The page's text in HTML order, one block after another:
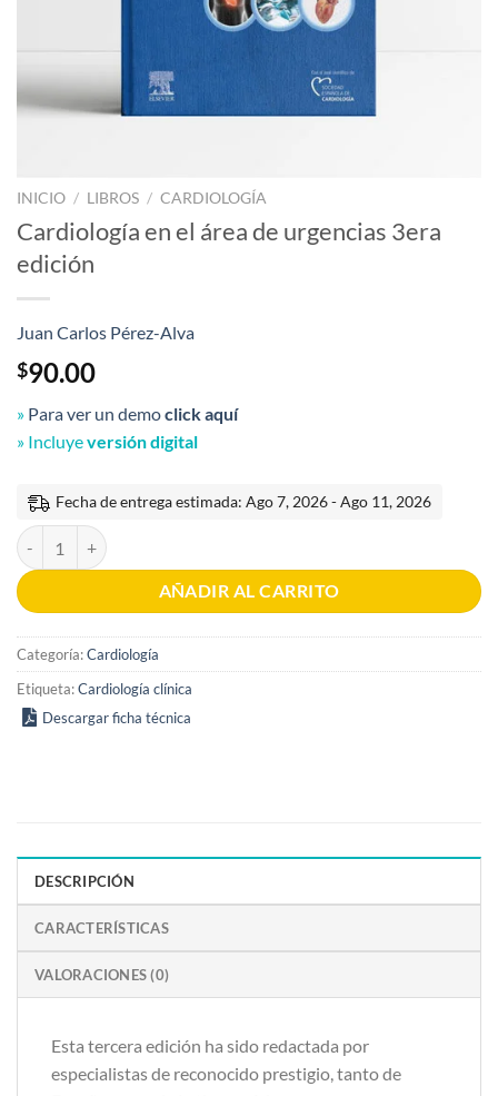
INICIO / LIBROS / CARDIOLOGÍA
Cardiología en el área de urgencias 3era
edición
Juan Carlos Pérez-Alva
$90.00
» Para ver un democlick aquí
» Incluyeversión digital
Fecha de entrega estimada: Ago 7, 2026 - Ago 11, 2026
Cardiología en el área de urgencias 3era edición cantidad
AÑADIR AL CARRITO
Categoría:Cardiología
Etiqueta:Cardiología clínica
Descargar ficha técnica
DESCRIPCIÓN
CARACTERÍSTICAS
VALORACIONES (0)
Esta tercera edición ha sido redactada por
especialistas de reconocido prestigio, tanto de